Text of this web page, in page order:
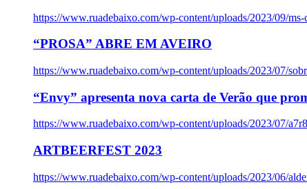
https://www.ruadebaixo.com/wp-content/uploads/2023/09/
“PROSA” ABRE EM AVEIRO
https://www.ruadebaixo.com/wp-content/uploads/2023/07/
“Envy” apresenta nova carta de Verão que
https://www.ruadebaixo.com/wp-content/uploads/2023/07/
ARTBEERFEST 2023
https://www.ruadebaixo.com/wp-content/uploads/2023/06/